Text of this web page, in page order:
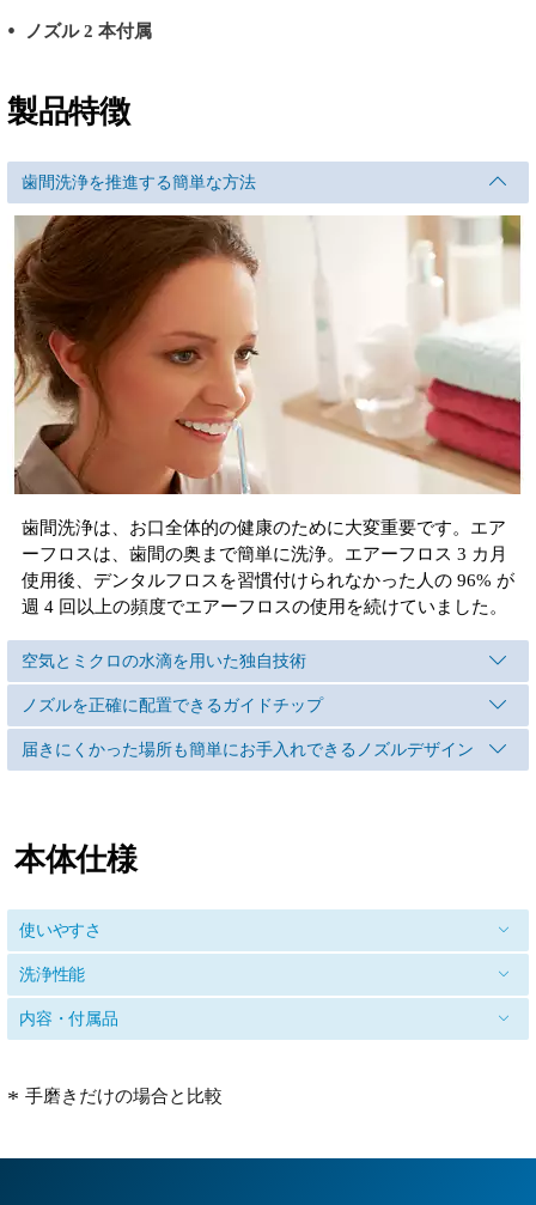
ノズル 2 本付属
製品特徴
歯間洗浄を推進する簡単な方法
歯間洗浄は、お口全体的の健康のために大変重要です。エア
ーフロスは、歯間の奥まで簡単に洗浄。エアーフロス 3 カ月
使用後、デンタルフロスを習慣付けられなかった人の 96% が
週 4 回以上の頻度でエアーフロスの使用を続けていました。
空気とミクロの水滴を用いた独自技術
ノズルを正確に配置できるガイドチップ
届きにくかった場所も簡単にお手入れできるノズルデザイン
本体仕様
使いやすさ
洗浄性能
内容・付属品
手磨きだけの場合と比較